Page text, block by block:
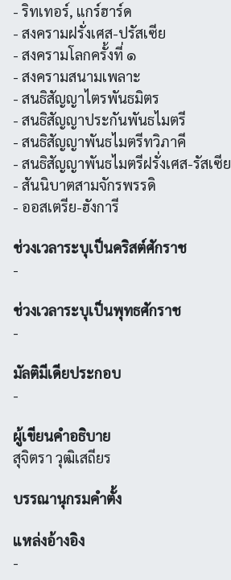
- ริทเทอร์, แกร์ฮาร์ด
- สงครามฝรั่งเศส-ปรัสเซีย
- สงครามโลกครั้งที่ ๑
- สงครามสนามเพลาะ
- สนธิสัญญาไตรพันธมิตร
- สนธิสัญญาประกันพันธไมตรี
- สนธิสัญญาพันธไมตรีทวิภาคี
- สนธิสัญญาพันธไมตรีฝรั่งเศส-รัสเซีย
- สันนิบาตสามจักรพรรดิ
- ออสเตรีย-ฮังการี
ช่วงเวลาระบุเป็นคริสต์ศักราช
-
ช่วงเวลาระบุเป็นพุทธศักราช
-
มัลติมีเดียประกอบ
-
ผู้เขียนคำอธิบาย
สุจิตรา วุฒิเสถียร
บรรณานุกรมคำตั้ง
แหล่งอ้างอิง
-